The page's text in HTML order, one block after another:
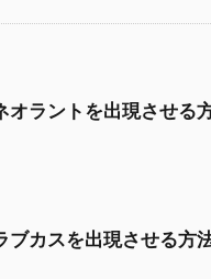
オラントを出現させる
ブカスを出現させる方